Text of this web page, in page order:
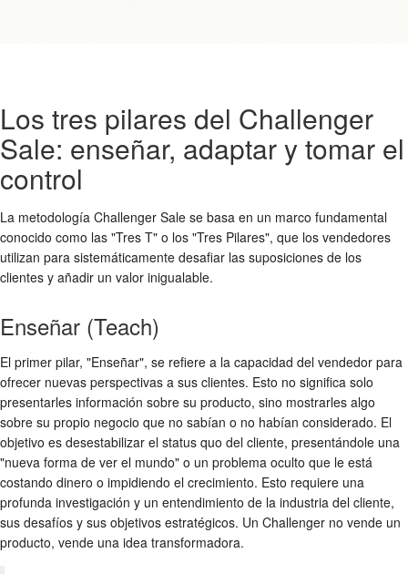
Los tres pilares del Challenger
Sale: enseñar, adaptar y tomar el
control
La metodología Challenger Sale se basa en un marco fundamental
conocido como las "Tres T" o los "Tres Pilares", que los vendedores
utilizan para sistemáticamente desafiar las suposiciones de los
clientes y añadir un valor inigualable.
Enseñar (Teach)
El primer pilar, "Enseñar", se refiere a la capacidad del vendedor para
ofrecer nuevas perspectivas a sus clientes. Esto no significa solo
presentarles información sobre su producto, sino mostrarles algo
sobre su propio negocio que no sabían o no habían considerado. El
objetivo es desestabilizar el status quo del cliente, presentándole una
"nueva forma de ver el mundo" o un problema oculto que le está
costando dinero o impidiendo el crecimiento. Esto requiere una
profunda investigación y un entendimiento de la industria del cliente,
sus desafíos y sus objetivos estratégicos. Un Challenger no vende un
producto, vende una idea transformadora.